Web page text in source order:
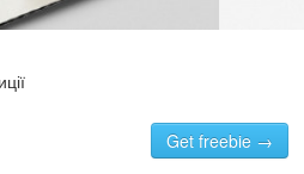
Get freebie →